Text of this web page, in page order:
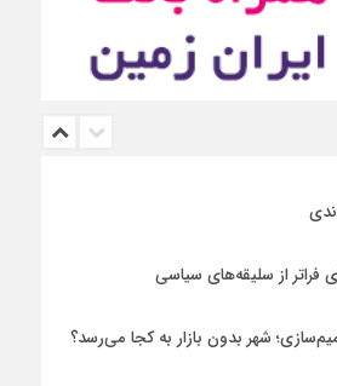
فراتر از سلیقه‌های سیاسی
شهر بدون بازار به کجا می‌رسد؟